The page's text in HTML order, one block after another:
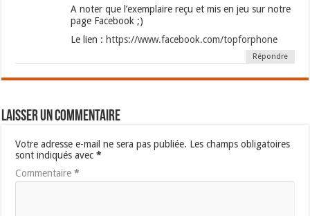
A noter que l’exemplaire reçu et mis en jeu sur notre
page Facebook ;)
Le lien : https://www.facebook.com/topforphone
Répondre
Laisser un commentaire
Votre adresse e-mail ne sera pas publiée. Les champs obligatoires
sont indiqués avec*
Commentaire*